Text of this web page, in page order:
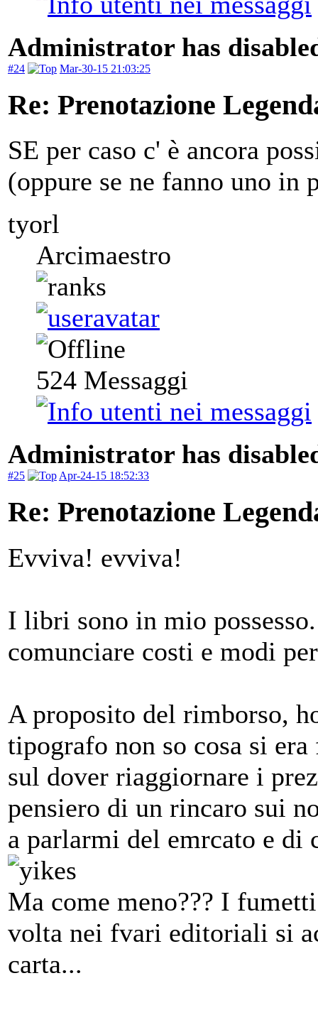
Administrator has
#24 Mar-30-15 21:03:25
Re: Prenotazione
SE per caso c' è ancora
(oppure se ne fanno uno in
tyorl
Arcimaestro
524 Messaggi
Administrator has
#25 Apr-24-15 18:52:33
Re: Prenotazione
Evviva! evviva!
I libri sono in mio
comunciare costi e modi
A proposito del rimborso,
tipografo non so cosa si
sul dover riaggiornare i
pensiero di un rincaro sui
a parlarmi del emrcato e di
Ma come meno??? I
volta nei fvari editoriali si
carta...